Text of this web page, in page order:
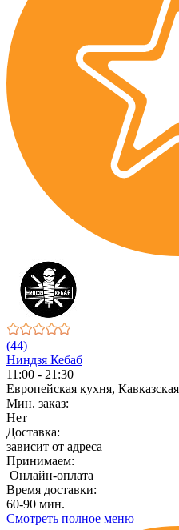
(44)
Ниндзя Кебаб
11:00 - 21:30
Европейская кухня,
Мин. заказ:
Нет
Доставка:
зависит от адреса
Принимаем:
Онлайн-оплата
Время доставки:
60-90 мин.
Смотреть полное меню